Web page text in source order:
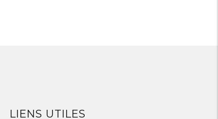
LIENS UTILES